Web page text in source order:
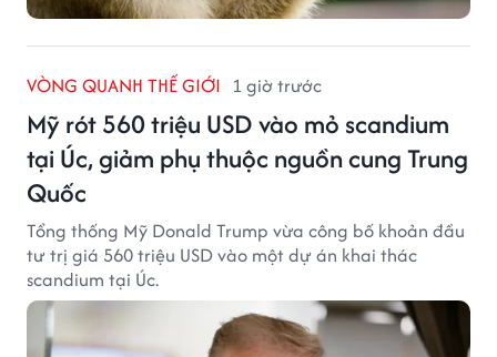
VÒNG QUANH THẾ GIỚI 1 giờ trước
Mỹ rót 560 triệu USD vào mỏ scandium
tại Úc, giảm phụ thuộc nguồn cung Trung
Quốc
Tổng thống Mỹ Donald Trump vừa công bố khoản đầu
tư trị giá 560 triệu USD vào một dự án khai thác
scandium tại Úc.